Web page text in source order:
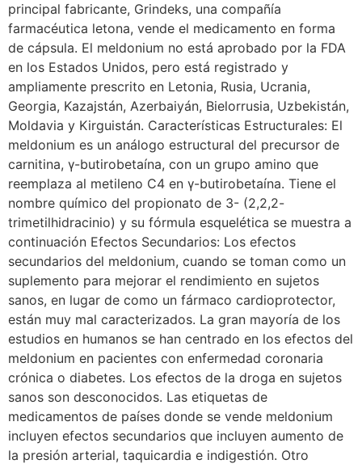
principal fabricante, Grindeks, una compañía
farmacéutica letona, vende el medicamento en forma
de cápsula. El meldonium no está aprobado por la FDA
en los Estados Unidos, pero está registrado y
ampliamente prescrito en Letonia, Rusia, Ucrania,
Georgia, Kazajstán, Azerbaiyán, Bielorrusia, Uzbekistán,
Moldavia y Kirguistán. Características Estructurales: El
meldonium es un análogo estructural del precursor de
carnitina, γ-butirobetaína, con un grupo amino que
reemplaza al metileno C4 en γ-butirobetaína. Tiene el
nombre químico del propionato de 3- (2,2,2-
trimetilhidracinio) y su fórmula esquelética se muestra a
continuación Efectos Secundarios: Los efectos
secundarios del meldonium, cuando se toman como un
suplemento para mejorar el rendimiento en sujetos
sanos, en lugar de como un fármaco cardioprotector,
están muy mal caracterizados. La gran mayoría de los
estudios en humanos se han centrado en los efectos del
meldonium en pacientes con enfermedad coronaria
crónica o diabetes. Los efectos de la droga en sujetos
sanos son desconocidos. Las etiquetas de
medicamentos de países donde se vende meldonium
incluyen efectos secundarios que incluyen aumento de
la presión arterial, taquicardia e indigestión. Otro